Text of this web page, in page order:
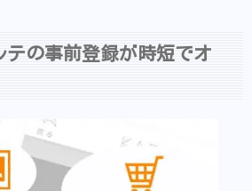
テの事前登録が時短でオ